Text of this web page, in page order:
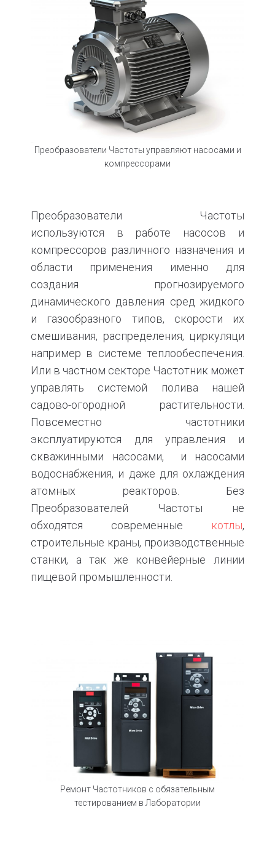
Преобразователи Частоты управляют насосами и
компрессорами
Преобразователи Частоты
используются в работе насосов и
компрессоров различного назначения и
области применения именно для
создания прогнозируемого
динамического давления сред жидкого
и газообразного типов, скорости их
смешивания, распределения, циркуляци
например в системе теплообеспечения.
Или в частном секторе Частотник может
управлять системой полива нашей
садово-огородной растительности.
Повсеместно частотники
эксплуатируются для управления и
скважинными насосами, и насосами
водоснабжения, и даже для охлаждения
атомных реакторов. Без
Преобразователей Частоты не
обходятся современные котлы,
строительные краны, производственные
станки, а так же конвейерные линии
пищевой промышленности.
Ремонт Частотников с обязательным
тестированием в Лаборатории